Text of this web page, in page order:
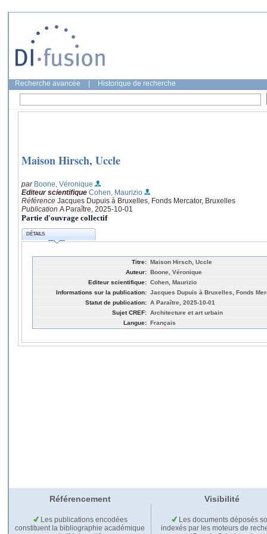
Recherche avancée Historique de recherche
Maison Hirsch, Uccle
par Boone, Véronique
Editeur scientifique Cohen, Maurizio
Référence Jacques Dupuis à Bruxelles, Fonds Mercator, Bruxelles
Publication A Paraître, 2025-10-01
Partie d'ouvrage collectif
DÉTAILS
Titre: Maison Hirsch, Uccle
Auteur: Boone, Véronique
Editeur scientifique: Cohen, Maurizio
Informations sur la publication: Jacques Dupuis à Bruxelles, Fonds
Statut de publication: A Paraître, 2025-10-01
Sujet CREF: Architecture et art urbain
Langue: Français
Référencement Visibilité
Les publications encodées
constituent la bibliographie académique
Les documents déposés
indexés par les moteurs de